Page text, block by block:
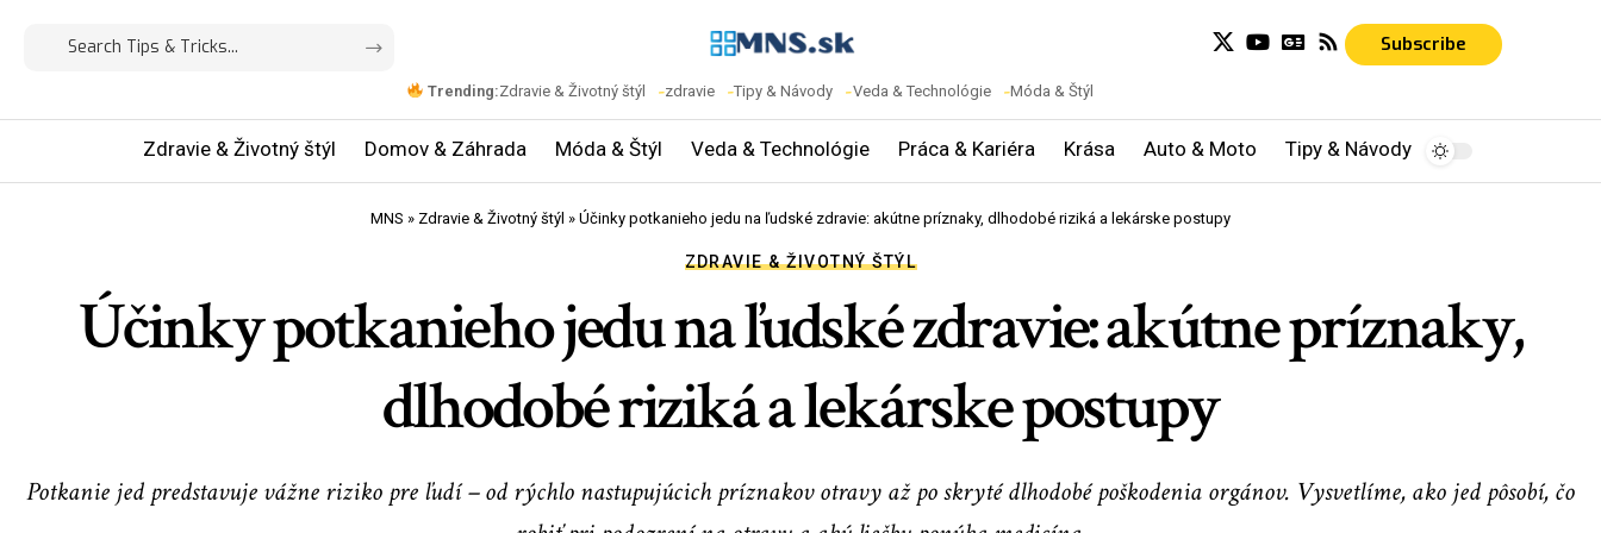
Trending:Zdravie & Životný štýl zdravie Tipy & Návody Veda & Technológie Móda & Štýl
Subscribe
Zdravie & Životný štýl Domov & Záhrada Móda & Štýl Veda & Technológie Práca & Kariéra Krása Auto & Moto Tipy & Návody
MNS » Zdravie & Životný štýl » Účinky potkanieho jedu na ľudské zdravie: akútne príznaky, dlhodobé riziká a lekárske postupy
ZDRAVIE & ŽIVOTNÝ ŠTÝL
Účinky potkanieho jedu na ľudské zdravie: akútne príznaky,
dlhodobé riziká a lekárske postupy
Potkanie jed predstavuje vážne riziko pre ľudí – od rýchlo nastupujúcich príznakov otravy až po skryté dlhodobé poškodenia orgánov. Vysvetlíme, ako jed pôsobí, čo